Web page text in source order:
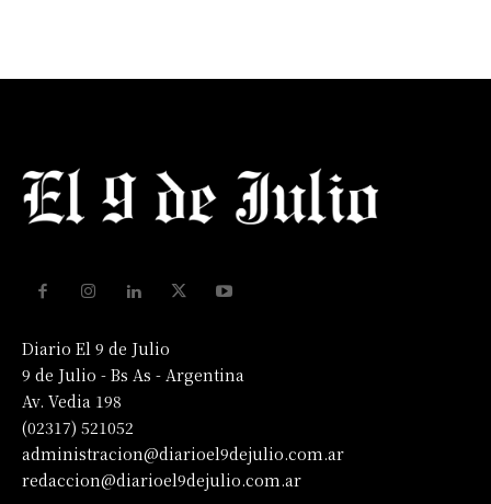
Diario El 9 de Julio
9 de Julio - Bs As - Argentina
Av. Vedia 198
(02317) 521052
administracion@diarioel9dejulio.com.ar
redaccion@diarioel9dejulio.com.ar